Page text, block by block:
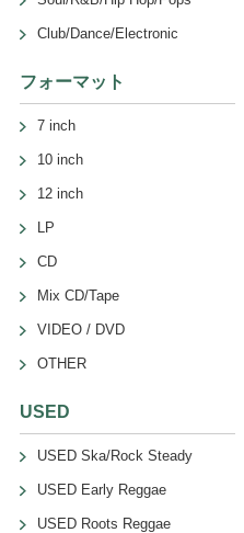
Club/Dance/Electronic
フォーマット
7 inch
10 inch
12 inch
LP
CD
Mix CD/Tape
VIDEO / DVD
OTHER
USED
USED Ska/Rock Steady
USED Early Reggae
USED Roots Reggae